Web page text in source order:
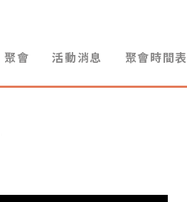
聚會 活動消息 聚會時間表